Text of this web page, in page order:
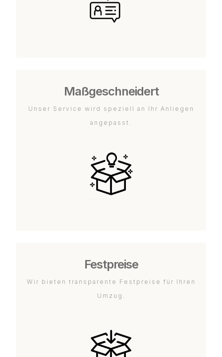
Maßgeschneidert
Unser Service wird speziell an Ihr Anliegen
angepasst.
Festpreise
Wir bieten transparente Festpreise für Ihren
Umzug.